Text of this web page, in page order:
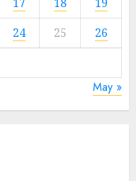
17 18
19
24 25
26
May »